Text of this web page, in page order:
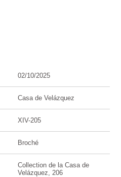
02/10/2025
Casa de Velázquez
XIV-205
Broché
Collection de la Casa de
Velázquez, 206